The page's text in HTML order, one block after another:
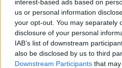
interest-based ads based on
us or personal information
your opt-out. You may separately
disclosure of your personal
IAB’s list of downstream
also be disclosed by us to third
Downstream Participants that
Konferencja
pod